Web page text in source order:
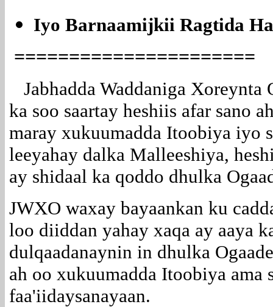
Iyo Barnaamijkii Ragtida
======================
Jabhadda Waddaniga
ka soo saartay heshiis afar sano
maray xukuumadda Itoobiya iyo
leeyahay dalka Malleeshiya,
ay shidaal ka qoddo dhulka
JWXO waxay bayaankan ku
loo diiddan yahay xaqa ay aaya
dulqaadanaynin in dhulka
ah oo xukuumadda Itoobiya ama
faa'iidaysanayaan.